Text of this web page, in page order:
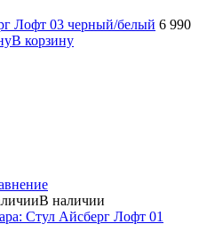
Лофт 03 черный/белый 6 990
В корзину
В наличии